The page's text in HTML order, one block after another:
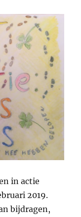
in actie
2019.
bijdragen,